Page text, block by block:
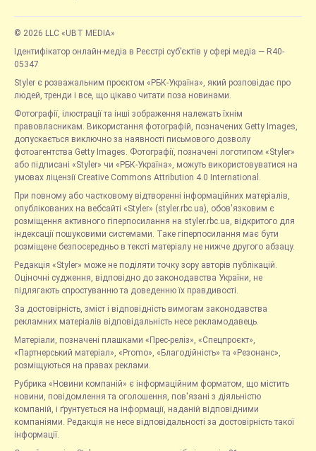
© 2026 LLC «UBT MEDIA»
Ідентифікатор онлайн-медіа в Реєстрі суб’єктів у сфері медіа — R40-
05347
Styler є розважальним проєктом «РБК-Україна», який розповідає про
людей, тренди і все, що цікаво читати поза новинами.
Фотографії, ілюстрації та інші зображення належать їхнім
правовласникам. Використання фотографій, позначених Getty Images,
допускається виключно за наявності письмового дозволу
фотоагентства Getty Images. Фотографії, позначені логотипом «Styler»
або підписані «Styler» чи «РБК-Україна», можуть використовуватися на
умовах ліцензії Creative Commons Attribution 4.0 International.
При повному або частковому відтворенні інформаційних матеріалів,
опублікованих на вебсайті «Styler» (styler.rbc.ua), обов'язковим є
розміщення активного гіперпосилання на styler.rbc.ua, відкритого для
індексації пошуковими системами. Таке гіперпосилання має бути
розміщене безпосередньо в тексті матеріалу не нижче другого абзацу.
Редакція «Styler» може не поділяти точку зору авторів публікацій.
Оціночні судження, відповідно до законодавства України, не
підлягають спростуванню та доведенню їх правдивості.
За достовірність, зміст і відповідність вимогам законодавства
рекламних матеріалів відповідальність несе рекламодавець.
Матеріали, позначені плашками «Прес-реліз», «Спецпроєкт»,
«Партнерський матеріал», «Promo», «Благодійність» та «Резонанс»,
розміщуються на правах реклами.
Рубрика «Новини компаній» є інформаційним форматом, що містить
новини, повідомлення та оголошення, пов'язані з діяльністю
компаній, і ґрунтується на інформації, наданій відповідними
компаніями. Редакція не несе відповідальності за достовірність такої
інформації.